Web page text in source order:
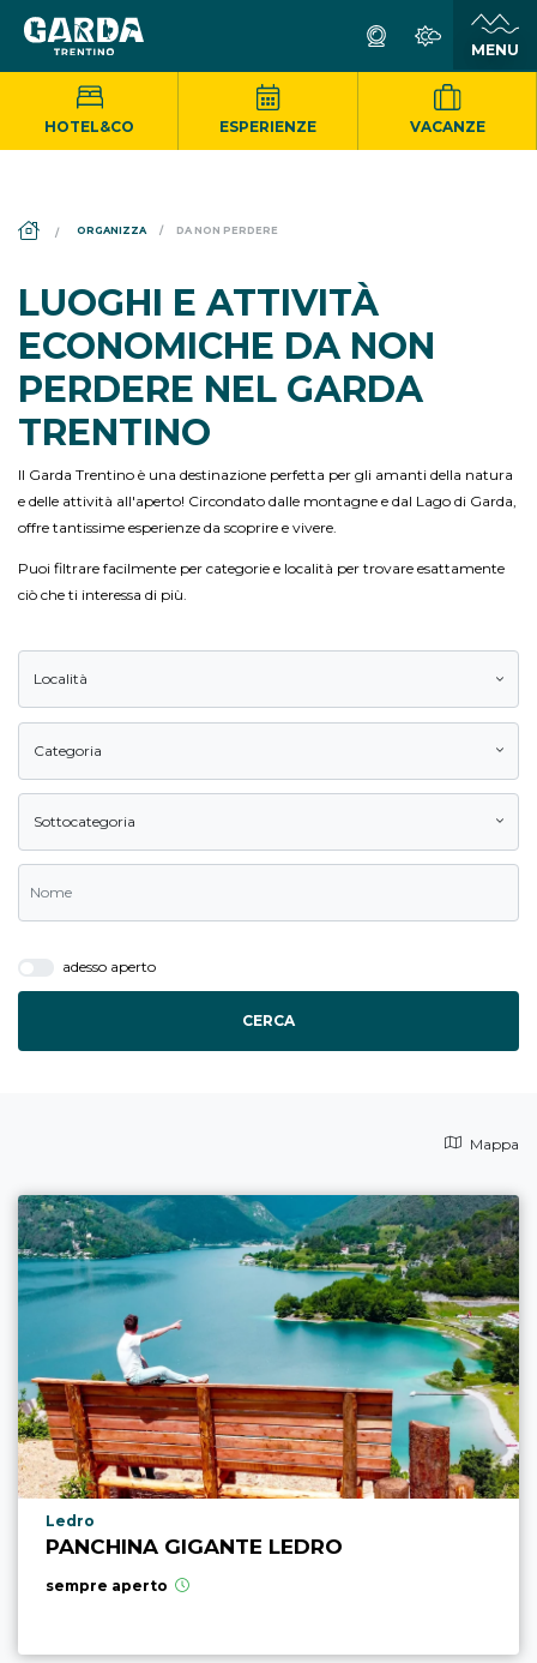
HOTEL&CO ESPERIENZE VACANZE
DS_BREADCRUMB.HOME
ORGANIZZA DA NON PERDERE
LUOGHI E ATTIVITÀ
ECONOMICHE DA NON
PERDERE NEL GARDA
TRENTINO
Il Garda Trentino è una destinazione perfetta per gli amanti della natura
e delle attività all'aperto! Circondato dalle montagne e dal Lago di Garda,
offre tantissime esperienze da scoprire e vivere.
Puoi filtrare facilmente per categorie e località per trovare esattamente
ciò che ti interessa di più.
Località
Categoria
Sottocategoria
adesso aperto
CERCA
Mappa
Località punto di interesse
Ledro
PANCHINA GIGANTE LEDRO
sempre aperto